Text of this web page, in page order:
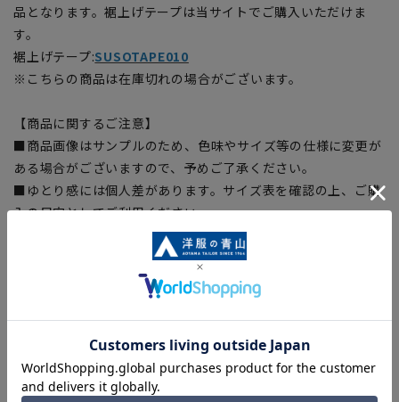
品となります。裾上げテープは当サイトでご購入いただけま
す。
裾上げテープ:SUSOTAPE010
※こちらの商品は在庫切れの場合がございます。
【商品に関するご注意】
■商品画像はサンプルのため、色味やサイズ等の仕様に変更が
ある場合がございますので、予めご了承ください。
■ゆとり感には個人差があります。サイズ表を確認の上、ご購
入の目安としてご利用ください。
■生地や仕様・デザインにより、着用感や実際のサイズ表に若
干の誤差が生じる場合がございます。予めご了承ください。
■サイズスペックは仕上がりサイズを記載しております。一
部、商品現物におすすめサイズ(ヌードサイズ)を記載している
商品もございます。
■ブラウザやお使いのモニター環境、また撮影時の室内外の光
加減により、実際の商品と掲載画像の色味が異なる場合がござ
います。